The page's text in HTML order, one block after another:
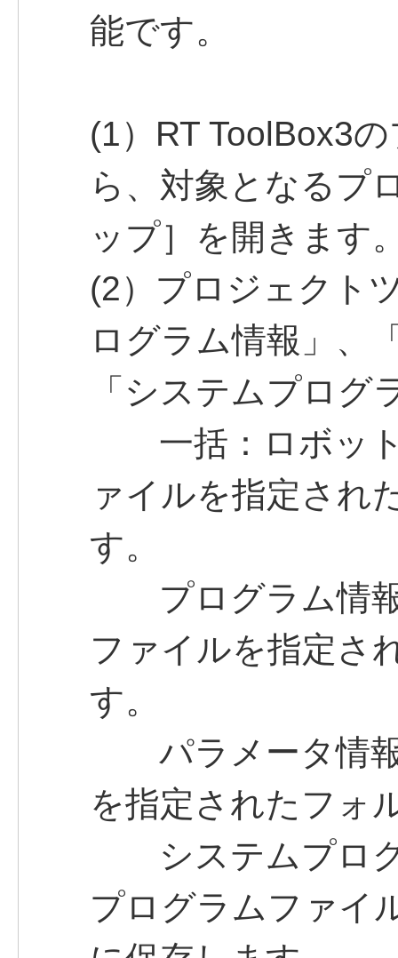
能です。
(1）RT ToolBox3
ら、対象となるプ
ップ］を開きます
(2）プロジェクト
ログラム情報」、
「システムプログ
一括：ロボット
ァイルを指定され
す。
プログラム情報
ファイルを指定さ
す。
パラメータ情報
を指定されたフォ
システムプログ
プログラムファイ